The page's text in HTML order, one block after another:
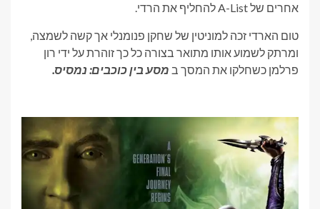
אחרים של A-List להחליף את הרדי.
טום הארדי זכה למוניטין של שחקן פנומנלי אך קשה לשמצה,
ומרתק לשמוע אותו מתואר בצורה כל כך זוהרת על ידי רון
פרלמן כשחלקו את המסך ב מסע בין כוכבים: נמסיס.